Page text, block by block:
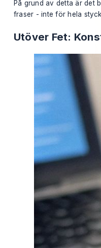
På grund av detta är det
fraser - inte för hela
Utöver Fet: